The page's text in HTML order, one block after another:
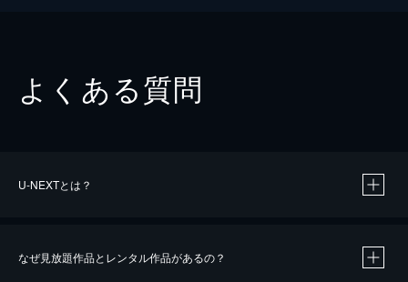
よくある質問
U-NEXTとは？
なぜ見放題作品とレンタル作品があるの？